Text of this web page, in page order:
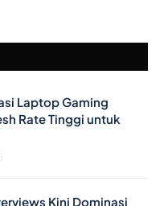
Laptop Gaming
Rate Tinggi untuk
Kini Dominasi